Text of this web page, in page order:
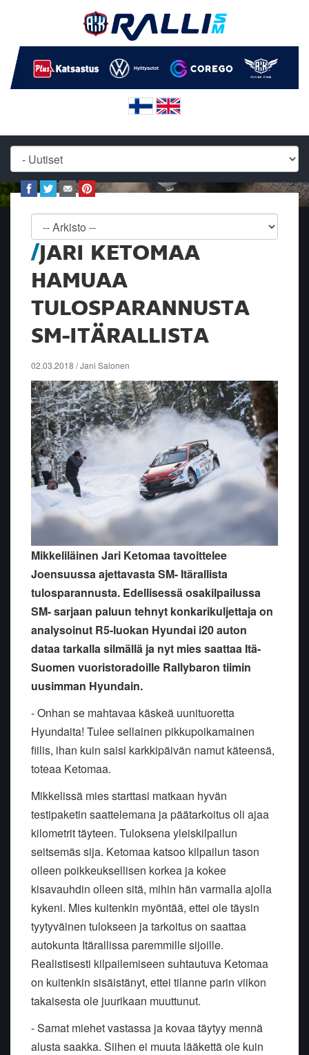
JARI KETOMAA
HAMUAA
TULOSPARANNUSTA
SM-ITÄRALLISTA
02.03.2018 / Jani Salonen
Mikkeliläinen Jari Ketomaa tavoittelee
Joensuussa ajettavasta SM- Itärallista
tulosparannusta. Edellisessä osakilpailussa
SM- sarjaan paluun tehnyt konkarikuljettaja on
analysoinut R5-luokan Hyundai i20 auton
dataa tarkalla silmällä ja nyt mies saattaa Itä-
Suomen vuoristoradoille Rallybaron tiimin
uusimman Hyundain.
- Onhan se mahtavaa käskeä uunituoretta
Hyundaita! Tulee sellainen pikkupoikamainen
fiilis, ihan kuin saisi karkkipäivän namut käteensä,
toteaa Ketomaa.
Mikkelissä mies starttasi matkaan hyvän
testipaketin saattelemana ja päätarkoitus oli ajaa
kilometrit täyteen. Tuloksena yleiskilpailun
seitsemäs sija. Ketomaa katsoo kilpailun tason
olleen poikkeuksellisen korkea ja kokee
kisavauhdin olleen sitä, mihin hän varmalla ajolla
kykeni. Mies kuitenkin myöntää, ettei ole täysin
tyytyväinen tulokseen ja tarkoitus on saattaa
autokunta Itärallissa paremmille sijoille.
Realistisesti kilpailemiseen suhtautuva Ketomaa
on kuitenkin sisäistänyt, ettei tilanne parin viikon
takaisesta ole juurikaan muuttunut.
- Samat miehet vastassa ja kovaa täytyy mennä
alusta saakka. Siihen ei muuta lääkettä ole kuin